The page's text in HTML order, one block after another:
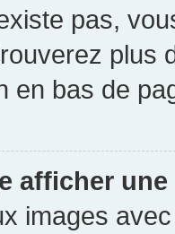
pas,
plus
en bas de
afficher
images